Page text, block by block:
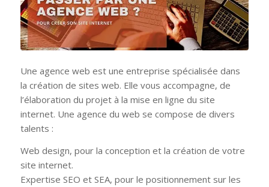
Une agence web est une entreprise spécialisée dans
la création de sites web. Elle vous accompagne, de
l’élaboration du projet à la mise en ligne du site
internet. Une agence du web se compose de divers
talents :
Web design, pour la conception et la création de votre
site internet.
Expertise SEO et SEA, pour le positionnement sur les